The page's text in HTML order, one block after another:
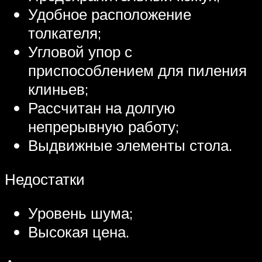
Удобное расположение
толкателя;
Угловой упор с
приспособлением для пиления
клиньев;
Рассчитан на долгую
непрерывную работу;
Выдвижные элементы стола.
Недостатки
Уровень шума;
Высокая цена.